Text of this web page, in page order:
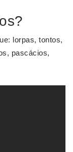
lorpas, tontos,
pascácios,